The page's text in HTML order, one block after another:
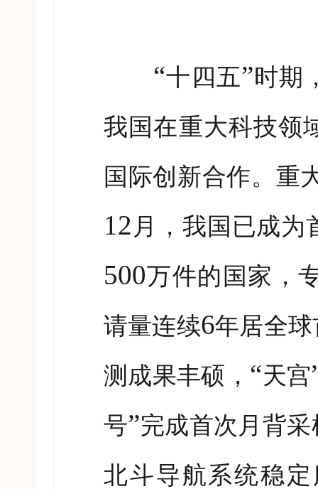
“十四五”时期
我国在重大科技领
国际创新合作。重
12 月，我国已成为
500万件的国家，
请量连续6年居全
测成果丰硕， “天宫
号”完成首次月背
北斗导航系统稳